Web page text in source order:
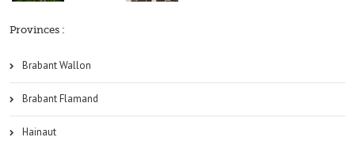
Provinces :
Brabant Wallon
Brabant Flamand
Hainaut